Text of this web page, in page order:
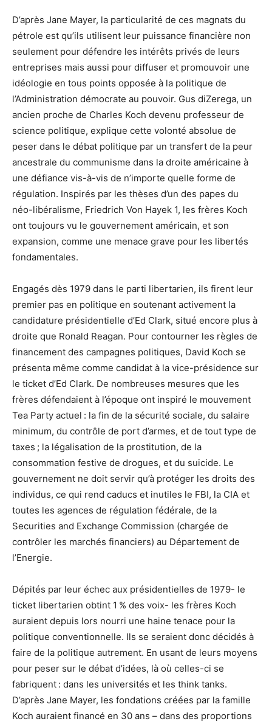
D’après Jane Mayer, la particularité de ces magnats du
pétrole est qu’ils utilisent leur puissance financière non
seulement pour défendre les intérêts privés de leurs
entreprises mais aussi pour diffuser et promouvoir une
idéologie en tous points opposée à la politique de
l’Administration démocrate au pouvoir. Gus diZerega, un
ancien proche de Charles Koch devenu professeur de
science politique, explique cette volonté absolue de
peser dans le débat politique par un transfert de la peur
ancestrale du communisme dans la droite américaine à
une défiance vis-à-vis de n’importe quelle forme de
régulation. Inspirés par les thèses d’un des papes du
néo-libéralisme, Friedrich Von Hayek 1, les frères Koch
ont toujours vu le gouvernement américain, et son
expansion, comme une menace grave pour les libertés
fondamentales.
Engagés dès 1979 dans le parti libertarien, ils firent leur
premier pas en politique en soutenant activement la
candidature présidentielle d’Ed Clark, situé encore plus à
droite que Ronald Reagan. Pour contourner les règles de
financement des campagnes politiques, David Koch se
présenta même comme candidat à la vice-présidence sur
le ticket d’Ed Clark. De nombreuses mesures que les
frères défendaient à l’époque ont inspiré le mouvement
Tea Party actuel : la fin de la sécurité sociale, du salaire
minimum, du contrôle de port d’armes, et de tout type de
taxes ; la légalisation de la prostitution, de la
consommation festive de drogues, et du suicide. Le
gouvernement ne doit servir qu’à protéger les droits des
individus, ce qui rend caducs et inutiles le FBI, la CIA et
toutes les agences de régulation fédérale, de la
Securities and Exchange Commission (chargée de
contrôler les marchés financiers) au Département de
l’Energie.
Dépités par leur échec aux présidentielles de 1979- le
ticket libertarien obtint 1 % des voix- les frères Koch
auraient depuis lors nourri une haine tenace pour la
politique conventionnelle. Ils se seraient donc décidés à
faire de la politique autrement. En usant de leurs moyens
pour peser sur le débat d’idées, là où celles-ci se
fabriquent : dans les universités et les think tanks.
D’après Jane Mayer, les fondations créées par la famille
Koch auraient financé en 30 ans – dans des proportions